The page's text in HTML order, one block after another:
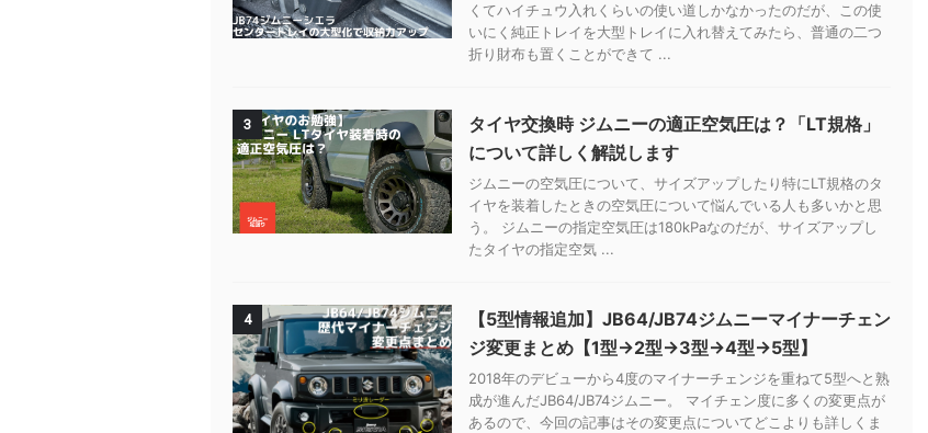
くてハイチュウ入れくらいの使い道しかなかったのだが、この使
いにく純正トレイを大型トレイに入れ替えてみたら、普通の二つ
折り財布も置くことができて ...
3
タイヤ交換時 ジムニーの適正空気圧は？「LT規格」
について詳しく解説します
ジムニーの空気圧について、サイズアップしたり特にLT規格のタ
イヤを装着したときの空気圧について悩んでいる人も多いかと思
う。 ジムニーの指定空気圧は180kPaなのだが、サイズアップし
たタイヤの指定空気 ...
4
【5型情報追加】JB64/JB74ジムニーマイナーチェン
ジ変更まとめ【1型→2型→3型→4型→5型】
2018年のデビューから4度のマイナーチェンジを重ねて5型へと熟
成が進んだJB64/JB74ジムニー。 マイチェン度に多くの変更点が
あるので、今回の記事はその変更点についてどこよりも詳しくま